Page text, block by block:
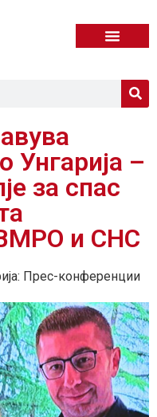
Унгарија –
за спас
и СНС
Прес-конференции